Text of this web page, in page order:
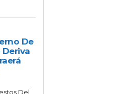
De
Deriva
Del